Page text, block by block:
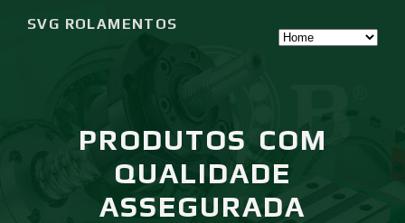
SVG ROLAMENTOS
PRODUTOS COM
QUALIDADE
ASSEGURADA